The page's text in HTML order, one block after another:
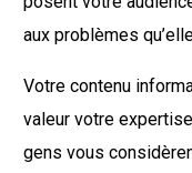
aux problèmes
Votre contenu
valeur votre
gens vous